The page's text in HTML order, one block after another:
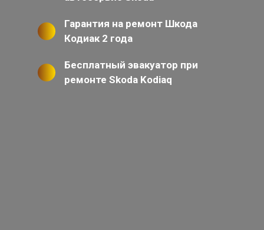
Гарантия на ремонт Шкода
Кодиак 2 года
Бесплатный эвакуатор при
ремонте Skoda Kodiaq